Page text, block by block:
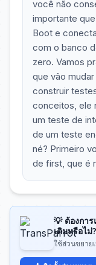
você não
importante
Boot e
com o banco
zero. Vamos
que vão
construir
conceitos, ele
um teste de
de um teste
né? Primeiro
de first, que é
💡 ต้องกา
เติมหรือไม่?
ใช้ส่วนขยาย